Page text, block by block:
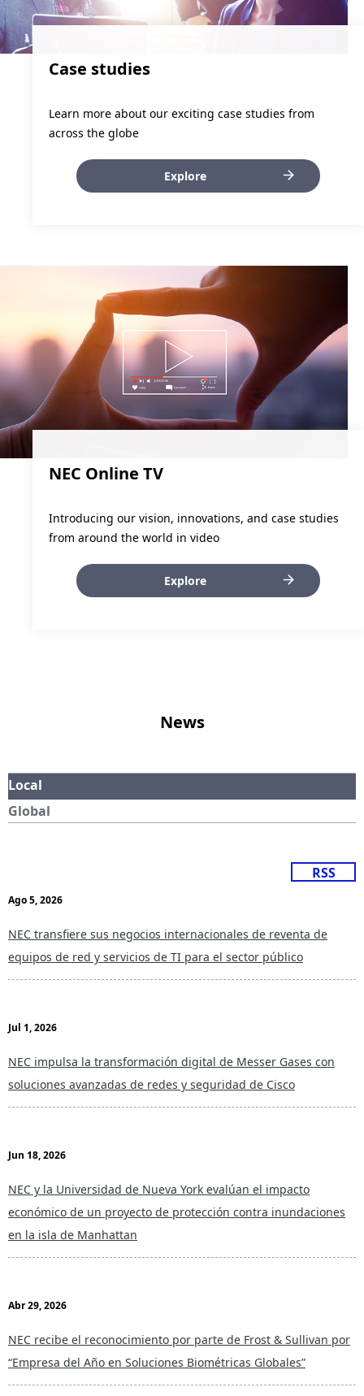
Case studies
Learn more about our exciting case studies from
across the globe
Explore
NEC Online TV
Introducing our vision, innovations, and case studies
from around the world in video
Explore
News
Local
Global
RSS
Ago 5, 2026
NEC transfiere sus negocios internacionales de reventa de
equipos de red y servicios de TI para el sector público
Jul 1, 2026
NEC impulsa la transformación digital de Messer Gases con
soluciones avanzadas de redes y seguridad de Cisco
Jun 18, 2026
NEC y la Universidad de Nueva York evalúan el impacto
económico de un proyecto de protección contra inundaciones
en la isla de Manhattan
Abr 29, 2026
NEC recibe el reconocimiento por parte de Frost & Sullivan por
“Empresa del Año en Soluciones Biométricas Globales”